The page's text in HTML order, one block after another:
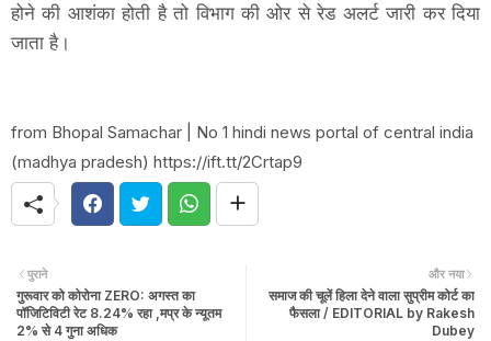
होने की आशंका होती है तो विभाग की ओर से रेड अलर्ट जारी कर दिया
जाता है।
from Bhopal Samachar | No 1 hindi news portal of central india
(madhya pradesh) https://ift.tt/2Crtap9
और नया
समाज की चूलें हिला देने वाला सुप्रीम कोर्ट का
फैसला / EDITORIAL by Rakesh
Dubey
पुराने
गुरूवार को कोरोना ZERO: अगस्त का
पॉजिटिविटी रेट 8.24% रहा ,मप्र के न्यूतम
2% से 4 गुना अधिक